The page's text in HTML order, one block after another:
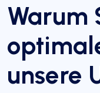
Warum
unsere